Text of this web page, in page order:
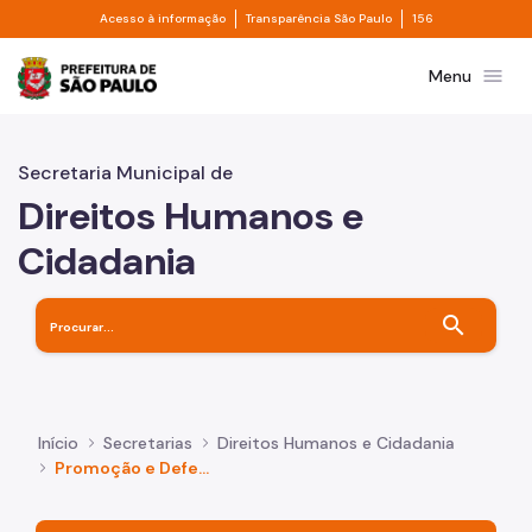
Pular para o Conteúdo principal
Acesso à informação Divisor de acesso à informação
Transparência São Paulo Divisor de
156
Prefeitura de São PauloMenu menu
Secretaria Municipal de
Direitos Humanos e
Cidadania
search
Início Secretarias
Direitos Humanos e Cidadania
Promoção e Defesa dos Direitos Humanos